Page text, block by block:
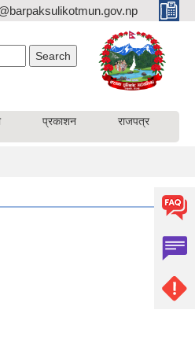
प्रकाशन राजपत्र